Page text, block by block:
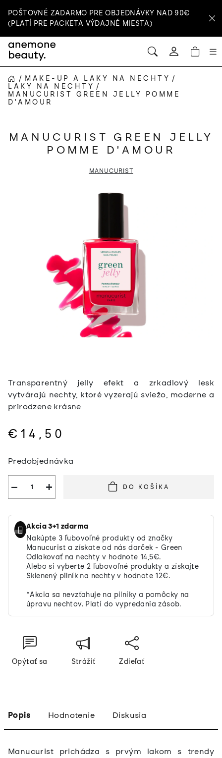
na
obsah
POŠTOVNÉ ZADARMO PRE OBJEDNÁVKY NAD 90€
(PLATÍ PRE PACKETA VÝDAJNÉ MIESTA)
HĽADAŤ
Prihlásenie
DOMOV
/ MAKE-UP A LAKY NA NECHTY /
LAKY NA NECHTY /
MANUCURIST GREEN JELLY POMME
D'AMOUR
Transparentný jelly efekt a zrkadlový lesk
vytvárajú nechty, ktoré vyzerajú sviežo, moderne a
prirodzene krásne
€14,50
cena:
Predobjednávka
+
− DO KOŠÍKA
Akcia 3+1 zdarma
Nakúpte 3 ľubovoľné produkty od značky
Manucurist a získate od nás darček - Green
Odlakovať na nechty v hodnote 14,5€.
Alebo si vyberte 2 ľubovoľné produkty a získajte
Sklenený pilník na nechty v hodnote 12€.
*Akcia sa nevzťahuje na pilníky a pomôcky na
úpravu nechtov. Platí do vypredania zásob.
Opýtať sa Strážiť Zdieľať
MANUCURIST GREEN JELLY
POMME D'AMOUR
MANUCURIST
Popis Hodnotenie Diskusia
Manucurist prichádza s prvým lakom s trendy